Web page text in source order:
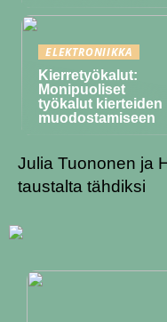
ELEKTRONIIKKA
Kierretyökalut:
Monipuoliset
työkalut kierteiden
muodostamiseen
Julia Tuononen ja
taustalta tähdiksi